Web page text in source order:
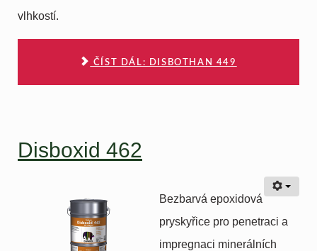
vlhkostí.
ČÍST DÁL: DISBOTHAN 449
Disboxid 462
Bezbarvá epoxidová
pryskyřice pro penetraci a
impregnaci minerálních